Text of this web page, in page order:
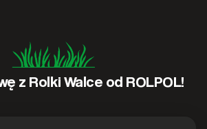
z Rolki Walce od ROLPOL!